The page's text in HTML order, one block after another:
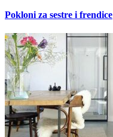
Pokloni za sestre i frendice